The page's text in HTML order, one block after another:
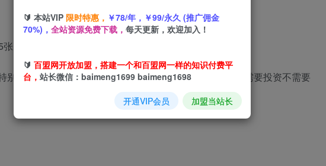
适合宝妈上班族或在校学生，无需手机云机即可操作不需要投资不需要
🔰 本站VIP 限时特惠， ￥78/年，￥99/永久 (推广佣金
70%)， 全站资源免费下载， 每天更新，欢迎加入！
🔰 百盟网开放加盟，搭建一个和百盟网一样的知识付费平
台， 站长微信：baimeng1699 baimeng1698
开通VIP会员 加盟当站长